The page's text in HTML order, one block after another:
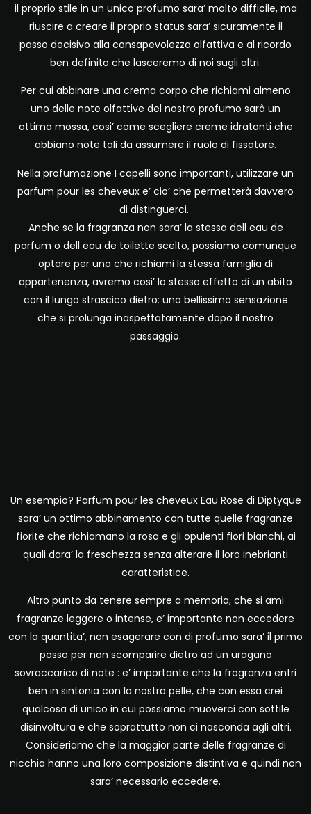
il proprio stile in un unico profumo sara’ molto difficile, ma
riuscire a creare il proprio status sara’ sicuramente il
passo decisivo alla consapevolezza olfattiva e al ricordo
ben definito che lasceremo di noi sugli altri.
Per cui abbinare una crema corpo che richiami almeno
uno delle note olfattive del nostro profumo sarà un
ottima mossa, cosi’ come scegliere creme idratanti che
abbiano note tali da assumere il ruolo di fissatore.
Nella profumazione I capelli sono importanti, utilizzare un
parfum pour les cheveux e’ cio’ che permetterà davvero
di distinguerci.
Anche se la fragranza non sara’ la stessa dell eau de
parfum o dell eau de toilette scelto, possiamo comunque
optare per una che richiami la stessa famiglia di
appartenenza, avremo cosi’ lo stesso effetto di un abito
con il lungo strascico dietro: una bellissima sensazione
che si prolunga inaspettatamente dopo il nostro
passaggio.
Un esempio? Parfum pour les cheveux Eau Rose di Diptyque
sara’ un ottimo abbinamento con tutte quelle fragranze
fiorite che richiamano la rosa e gli opulenti fiori bianchi, ai
quali dara’ la freschezza senza alterare il loro inebrianti
caratteristice.
Altro punto da tenere sempre a memoria, che si ami
fragranze leggere o intense, e’ importante non eccedere
con la quantita’, non esagerare con di profumo sara’ il primo
passo per non scomparire dietro ad un uragano
sovraccarico di note : e’ importante che la fragranza entri
ben in sintonia con la nostra pelle, che con essa crei
qualcosa di unico in cui possiamo muoverci con sottile
disinvoltura e che soprattutto non ci nasconda agli altri.
Consideriamo che la maggior parte delle fragranze di
nicchia hanno una loro composizione distintiva e quindi non
sara’ necessario eccedere.